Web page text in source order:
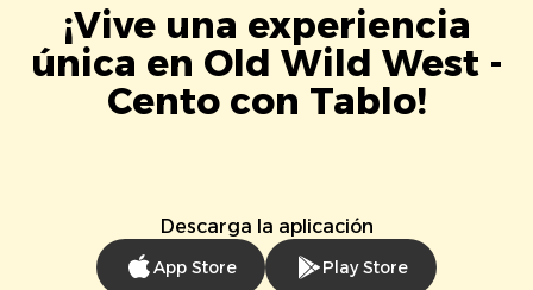
¡Vive una experiencia
única en Old Wild West -
Cento con Tablo!
Descarga la aplicación
App Store Play Store